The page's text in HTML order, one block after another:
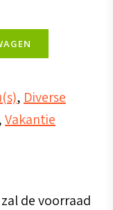
, Diverse
Vakantie
de voorraad